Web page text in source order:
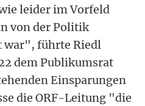
leider im Vorfeld
von der Politik
war", führte Riedl
dem Publikumsrat
Einsparungen
die ORF-Leitung "die